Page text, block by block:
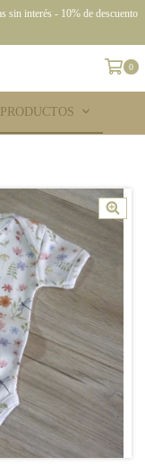
sin interés - 10% de descuento
0
PRODUCTOS